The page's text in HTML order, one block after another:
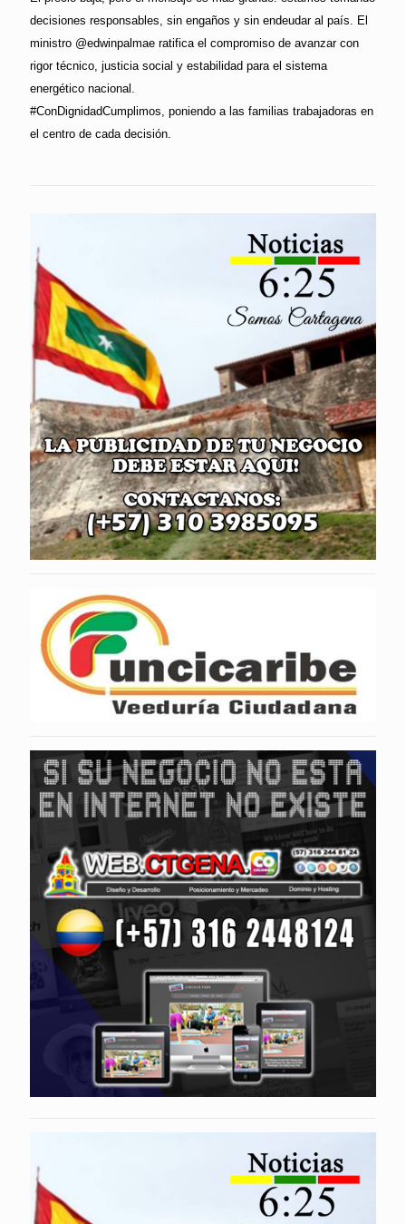
decisiones responsables, sin engaños y sin endeudar al país. El
ministro @edwinpalmae ratifica el compromiso de avanzar con
rigor técnico, justicia social y estabilidad para el sistema
energético nacional.
#ConDignidadCumplimos, poniendo a las familias trabajadoras en
el centro de cada decisión.